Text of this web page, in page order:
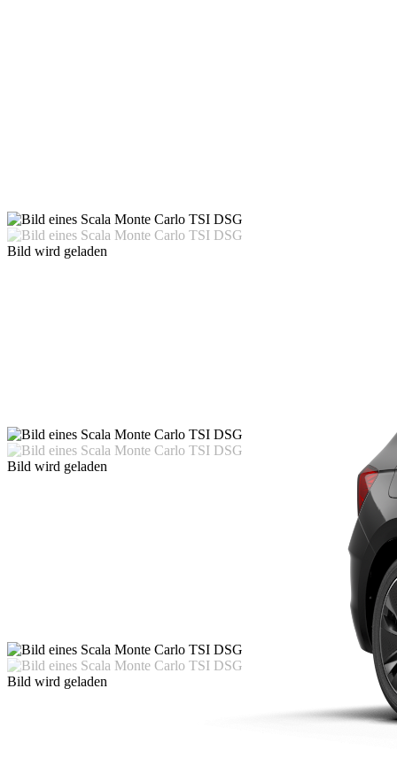
Bild wird geladen
Bild wird geladen
Bild wird geladen